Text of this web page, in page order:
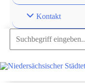
Kontakt
Suchbegriff
eingeben...